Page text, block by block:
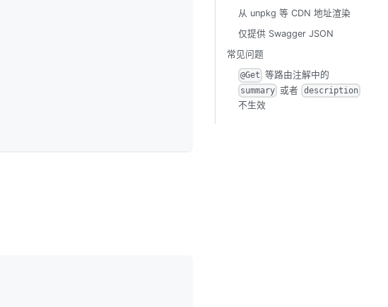
从 unpkg 等 CDN 地址渲染
仅提供 Swagger JSON
常见问题
@Get 等路由注解中的
summary 或者 description
不生效